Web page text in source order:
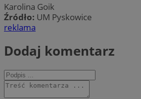
Karolina Goik
Źródło: UM Pyskowice
reklama
Dodaj komentarz